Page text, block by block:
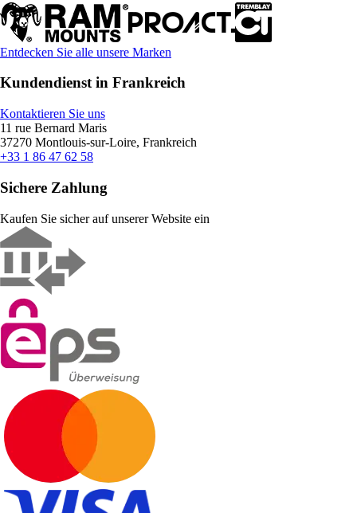
Entdecken Sie alle unsere Marken
Kundendienst in Frankreich
Kontaktieren Sie uns
11 rue Bernard Maris
37270 Montlouis-sur-Loire, Frankreich
+33 1 86 47 62 58
Sichere Zahlung
Kaufen Sie sicher auf unserer Website ein